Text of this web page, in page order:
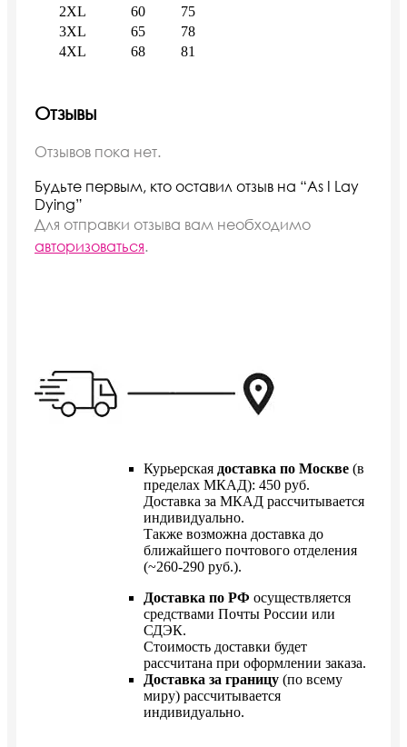
2XL
60
75
3XL
65
78
4XL
68 81
Отзывы
Отзывов пока нет.
Будьте первым, кто оставил отзыв на “As I Lay
Dying”
Для отправки отзыва вам необходимо
авторизоваться.
Курьерская доставка по Москве (в
пределах МКАД): 450 руб.
Доставка за МКАД рассчитывается
индивидуально.
Также возможна доставка до
ближайшего почтового отделения
(~260-290 руб.).
Доставка по РФ осуществляется
средствами Почты России или
СДЭК.
Стоимость доставки будет
рассчитана при оформлении заказа.
Доставка за границу (по всему
миру) рассчитывается
индивидуально.